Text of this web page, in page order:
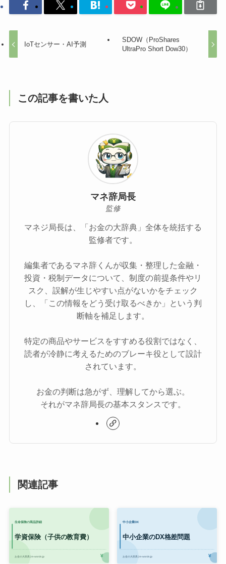
IoTセンサー・AI予測
SDOW（ProShares
UltraPro Short Dow30）
この記事を書いた人
マネ辞局長
監修
マネジ局長は、「お金の大辞典」全体を統括する
監修者です。
編集者であるマネ辞くんが収集・整理した金融・
投資・税制データについて、制度の前提条件やリ
スク、誤解が生じやすい点がないかをチェック
し、「この情報をどう受け取るべきか」という判
断軸を補足します。
特定の商品やサービスをすすめる役割ではなく、
読者が冷静に考えるためのブレーキ役として設計
されています。
お金の判断は急がず、理解してから選ぶ。
それがマネ辞局長の基本スタンスです。
関連記事